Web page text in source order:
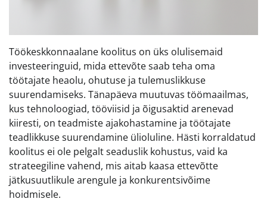
Töökeskkonnaalane koolitus on üks olulisemaid
investeeringuid, mida ettevõte saab teha oma
töötajate heaolu, ohutuse ja tulemuslikkuse
suurendamiseks. Tänapäeva muutuvas töömaailmas,
kus tehnoloogiad, tööviisid ja õigusaktid arenevad
kiiresti, on teadmiste ajakohastamine ja töötajate
teadlikkuse suurendamine ülioluline. Hästi korraldatud
koolitus ei ole pelgalt seaduslik kohustus, vaid ka
strateegiline vahend, mis aitab kaasa ettevõtte
jätkusuutlikule arengule ja konkurentsivõime
hoidmisele.